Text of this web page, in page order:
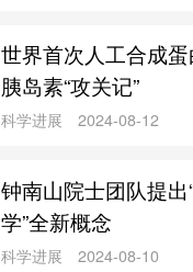
科学进展 2025-
科研头条 2025-
世界首次人工合成
胰岛素“攻关记”
钟南山院士团队提出
学”全新概念